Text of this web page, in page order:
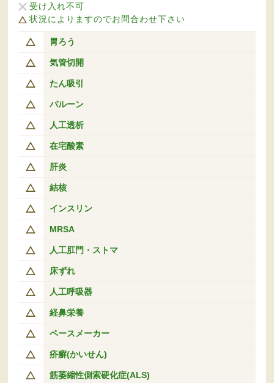
受け入れ不可
状況によりますのでお問合わせ下さい
胃ろう
気管切開
たん吸引
バルーン
人工透析
在宅酸素
肝炎
結核
インスリン
MRSA
人工肛門・ストマ
床ずれ
人工呼吸器
経鼻栄養
ペースメーカー
疥癬(かいせん)
筋萎縮性側索硬化症(ALS)